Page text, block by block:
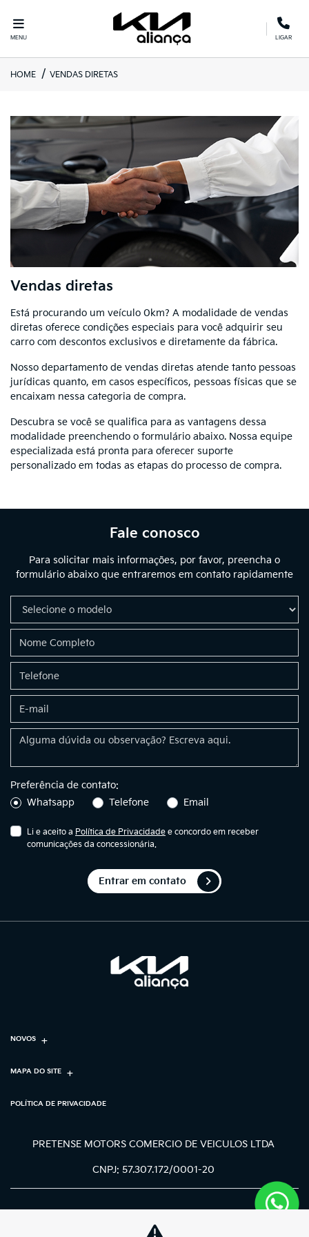
MENU LIGAR
HOME VENDAS DIRETAS
Vendas diretas
Está procurando um veículo 0km? A modalidade de vendas
diretas oferece condições especiais para você adquirir seu
carro com descontos exclusivos e diretamente da fábrica.
Nosso departamento de vendas diretas atende tanto pessoas
jurídicas quanto, em casos específicos, pessoas físicas que se
encaixam nessa categoria de compra.
Descubra se você se qualifica para as vantagens dessa
modalidade preenchendo o formulário abaixo. Nossa equipe
especializada está pronta para oferecer suporte
personalizado em todas as etapas do processo de compra.
Fale conosco
Para solicitar mais informações, por favor, preencha o
formulário abaixo que entraremos em contato rapidamente
Preferência de contato:
Whatsapp
Telefone Email
Li e aceito a Política de Privacidade e concordo em receber
comunicações da concessionária.
Entrar em contato
NOVOS
MAPA DO SITE
POLÍTICA DE PRIVACIDADE
PRETENSE MOTORS COMERCIO DE VEICULOS LTDA
CNPJ: 57.307.172/0001-20